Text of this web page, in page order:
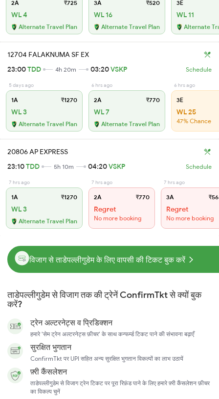
2A ₹725
WL 4
Alternate Travel Plan
3A ₹520
WL 16
Alternate Travel Plan
3E
WL 11
Alternate
12704 FALAKNUMA SF EX
23:00TDD 4h 20m 03:20VSKP Schedule
5 days ago
1A ₹1270
WL 3
Alternate Travel Plan
6 hrs ago
2A ₹770
WL 7
Alternate Travel Plan
6 hrs ago
3E
WL 25
47% Chance
20806 AP EXPRESS
23:10TDD 5h 10m 04:20VSKP Schedule
7 hrs ago
1A ₹1270
WL 3
Alternate Travel Plan
7 hrs ago
2A ₹770
Regret
No more booking
7 hrs ago
3A
Regret
No more booking
विजाग से ताडेपल्लीगुडेम के लिए वापसी की टिकट बुक करें
ताडेपल्लीगुडेम से विजाग तक की ट्रेनें ConfirmTkt से क्यों बुक
करें?
ट्रेन अल्टरनेट्स व प्रिडिक्शन
हमारे 'सेम ट्रेन अल्टरनेट्स फ़ीचर' के साथ कन्फर्म्ड टिकट पाने की संभावना बढ़ाएँ
सुरक्षित भुगतान
ConfirmTkt पर UPI सहित अन्य सुरक्षित भुगतान विकल्पों का लाभ उठायें
फ़्री कैंसलेशन
ताडेपल्लीगुडेम से विजाग ट्रेन टिकट पर पूरा रिफ़ंड पाने के लिए हमारे फ़्री कैंसलेशन फ़ीचर
का विकल्प चुनें